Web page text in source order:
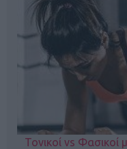
Τονικοί vs Φασικοί